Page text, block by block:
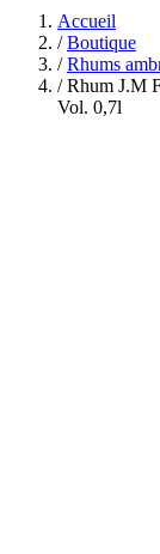
Accueil
/ Boutique
/ Rhums
/ Rhum J.M
Vol. 0,7l